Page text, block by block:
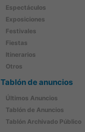
Espectáculos
Exposiciones
Festivales
Fiestas
Itinerarios
Otros
Tablón de anuncios
Últimos Anuncios
Tablón de Anuncios
Tablón Archivado Público